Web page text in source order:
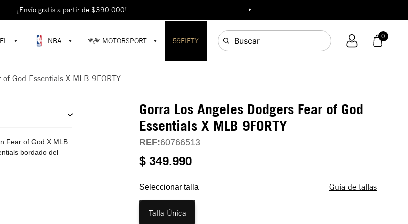
¡Envío gratis a partir de $390.000!
exclusivas en la tienda oficial de New Era en Colombia!
NBA MOTORSPORT 59FIFTY Buscar 0
God Essentials X MLB 9FORTY
Fear of God X MLB
bordado del
Gorra Los Angeles Dodgers Fear of God
Essentials X MLB 9FORTY
REF:60766513
$ 349.990
Seleccionar talla Guía de tallas
Talla Única